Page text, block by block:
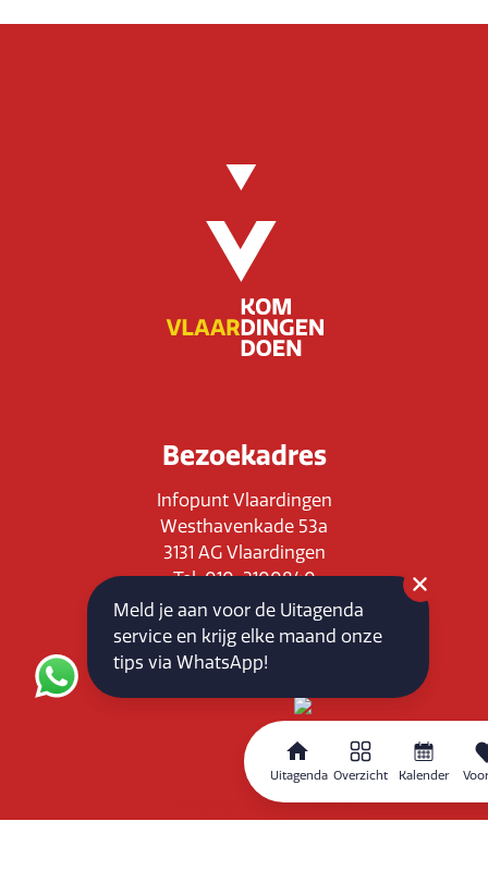
Uitagenda Overzicht Kalender
Bezoekadres
Infopunt Vlaardingen
Westhavenkade 53a
3131 AG Vlaardingen
Tel: 010-3100840
E-mail: info@vlaardingenpartners.nl
KvK: 71555544
BTW : NL858760939B01
Routeplanner
Meld je aan voor de Uitagenda
service en krijg elke maand onze
tips via WhatsApp!